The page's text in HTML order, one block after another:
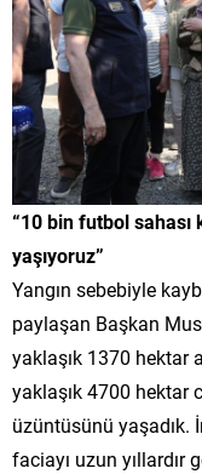
“10 bin futbol
yaşıyoruz”
Yangın sebebiyle
paylaşan Başkan
yaklaşık 1370 hektar
yaklaşık 4700 hektar
üzüntüsünü yaşadık.
faciayı uzun yıllardır